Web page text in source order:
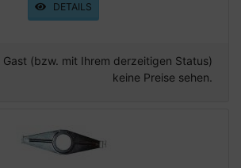
DETAILS
Gast (bzw. mit Ihrem derzeitigen Status)
keine Preise sehen.